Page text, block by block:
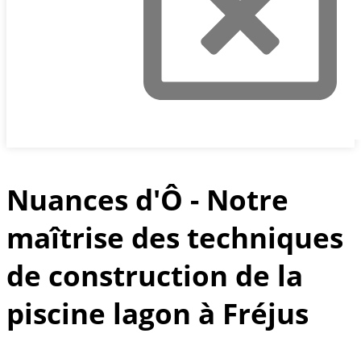
Nuances d'Ô - Notre
maîtrise des techniques
de construction de la
piscine lagon à Fréjus